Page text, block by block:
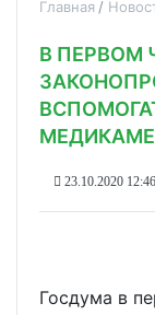
Главная
В ПЕРВОМ
23.10.2020
Госдума в